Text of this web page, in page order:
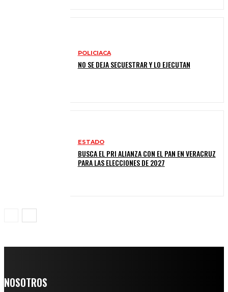
POLICIACA
NO SE DEJA SECUESTRAR Y LO EJECUTAN
ESTADO
BUSCA EL PRI ALIANZA CON EL PAN EN VERACRUZ
PARA LAS ELECCIONES DE 2027
NOSOTROS